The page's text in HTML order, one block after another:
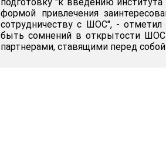
формой привлечения
сотрудничеству с ШОС", -
быть сомнений в открытости ШОС
партнерами, ставящими перед